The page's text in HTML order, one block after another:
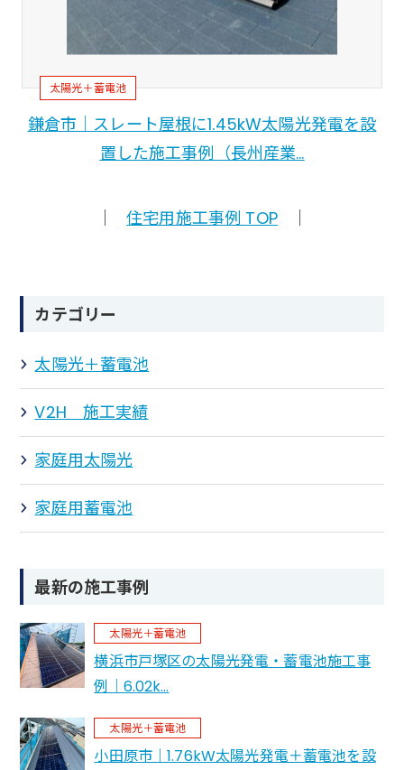
太陽光＋蓄電池
鎌倉市｜スレート屋根に1.45kW太陽光発電を設
置した施工事例（長州産業…
住宅用施工事例 TOP
カテゴリー
太陽光＋蓄電池
V2H 施工実績
家庭用太陽光
家庭用蓄電池
最新の施工事例
太陽光＋蓄電池
横浜市戸塚区の太陽光発電・蓄電池施工事
例｜6.02k…
太陽光＋蓄電池
小田原市｜1.76kW太陽光発電＋蓄電池を設